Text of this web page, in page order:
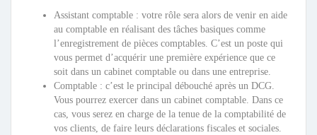
Assistant comptable : votre rôle sera alors de venir en aide
au comptable en réalisant des tâches basiques comme
l’enregistrement de pièces comptables. C’est un poste qui
vous permet d’acquérir une première expérience que ce
soit dans un cabinet comptable ou dans une entreprise.
Comptable : c’est le principal débouché après un DCG.
Vous pourrez exercer dans un cabinet comptable. Dans ce
cas, vous serez en charge de la tenue de la comptabilité de
vos clients, de faire leurs déclarations fiscales et sociales.